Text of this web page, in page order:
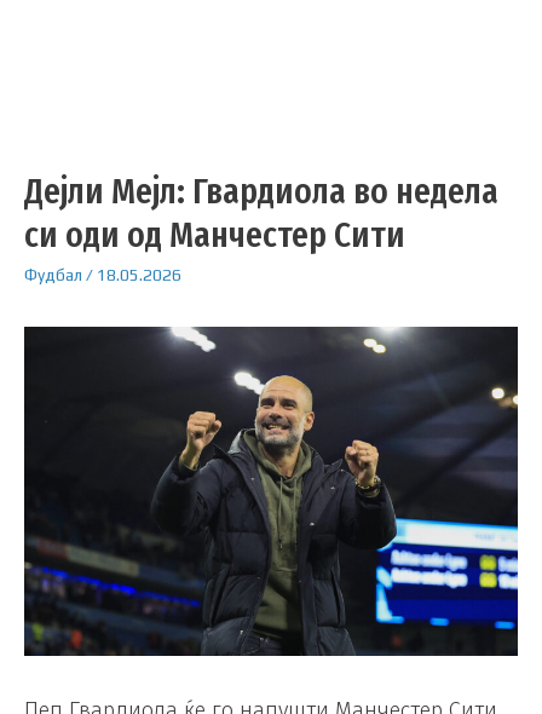
Дејли Мејл: Гвардиола во недела
си оди од Манчестер Сити
Фудбал / 18.05.2026